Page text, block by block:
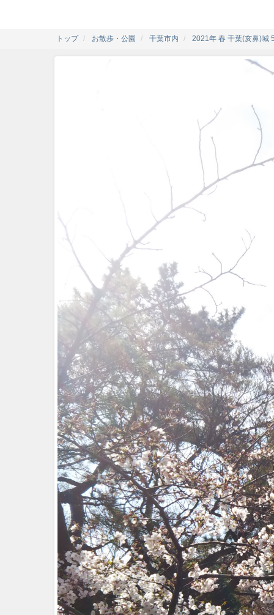
トップ お散歩・公園 千葉市内 2021年 春 千葉(亥鼻)城